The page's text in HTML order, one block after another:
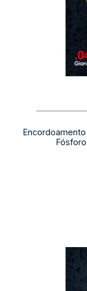
Fósforo